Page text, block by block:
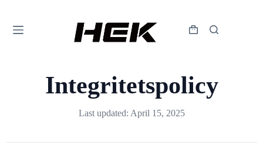
Integritetspolicy
Last updated: April 15, 2025